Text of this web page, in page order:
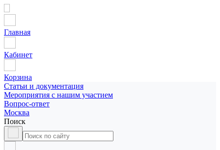
Главная
Кабинет
Корзина
Статьи и документация
Мероприятия с нашим участием
Вопрос-ответ
Москва
Поиск